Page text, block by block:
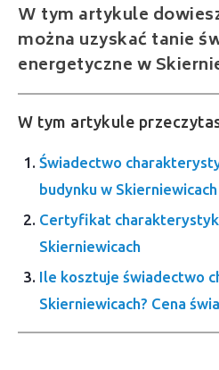
W tym artykule
można uzyskać tanie
energetyczne w
W tym artykule
Świadectwo
budynku w
Certyfikat
Skierniewicach
Ile kosztuje świadectwo
Skierniewicach? Cena